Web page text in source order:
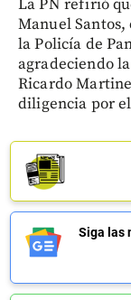
La PN refirió
Manuel
la Policía de
agradeciendo
Ricardo
diligencia por
Siga las